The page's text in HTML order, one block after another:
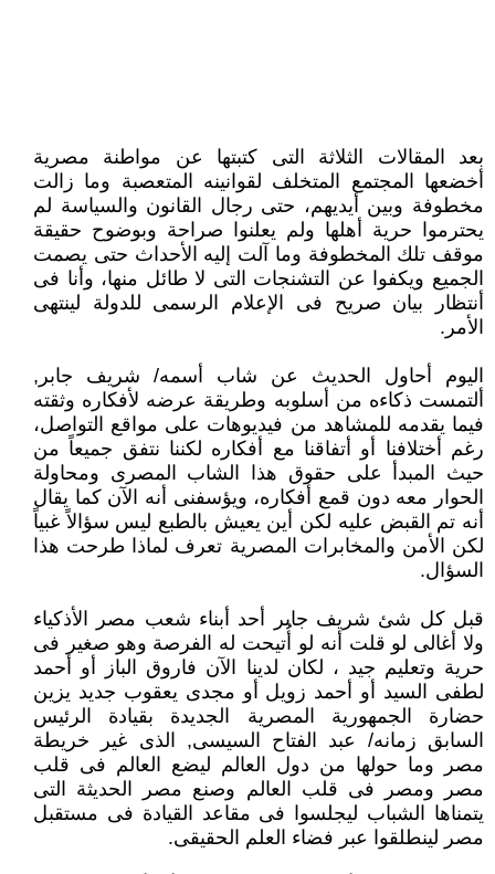
بعد المقالات الثلاثة التى كتبتها عن مواطنة مصرية
أخضعها المجتمع المتخلف لقوانينه المتعصبة وما زالت
مخطوفة وبين أيديهم، ‏حتى رجال القانون والسياسة لم
يحترموا حرية أهلها ولم يعلنوا صراحة وبوضوح حقيقة
موقف تلك المخطوفة وما آلت إليه الأحداث ‏حتى يصمت
الجميع ويكفوا عن التشنجات التى لا طائل منها، وأنا فى
أنتظار بيان صريح فى الإعلام الرسمى للدولة لينتهى
الأمر.‏
اليوم أحاول الحديث عن شاب أسمه/ شريف جابر,
ألتمست ذكاءه من أسلوبه وطريقة عرضه لأفكاره وثقته
فيما يقدمه للمشاهد من ‏فيديوهات على مواقع التواصل،
رغم أختلافنا أو أتفاقنا مع أفكاره لكننا نتفق جميعاً من
حيث المبدأ على حقوق هذا الشاب المصرى ‏ومحاولة
الحوار معه دون قمع أفكاره، ويؤسفنى أنه الآن كما يقال
أنه تم القبض عليه لكن أين يعيش بالطبع ليس سؤالاً غبياً
لكن ‏الأمن والمخابرات المصرية تعرف لماذا طرحت هذا
السؤال.‏
قبل كل شئ شريف جابر أحد أبناء شعب مصر الأذكياء
ولا أغالى لو قلت أنه لو أُتيحت له الفرصة وهو صغير فى
حرية وتعليم ‏جيد ، لكان لدينا الآن فاروق الباز أو أحمد
لطفى السيد أو أحمد زويل أو مجدى يعقوب جديد يزين
حضارة الجمهورية المصرية ‏الجديدة بقيادة الرئيس
السابق زمانه/ عبد الفتاح السيسى, الذى غير خريطة
مصر وما حولها من دول العالم ليضع العالم فى قلب
‏مصر ومصر فى قلب العالم وصنع مصر الحديثة التى
يتمناها الشباب ليجلسوا فى مقاعد القيادة فى مستقبل
مصر لينطلقوا عبر ‏فضاء العلم الحقيقى.‏